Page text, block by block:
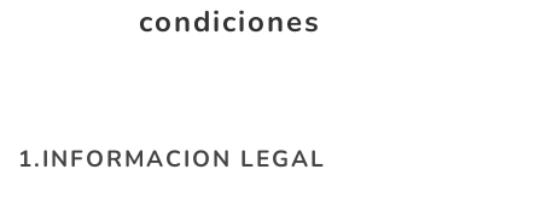
condiciones
1.INFORMACION LEGAL